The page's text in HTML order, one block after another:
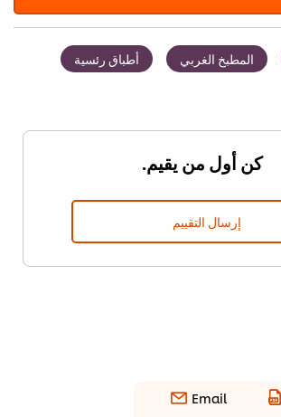
المطبخ الغربي أطباق رئسية
كن أول من يقيم.
إرسال التقييم
Email